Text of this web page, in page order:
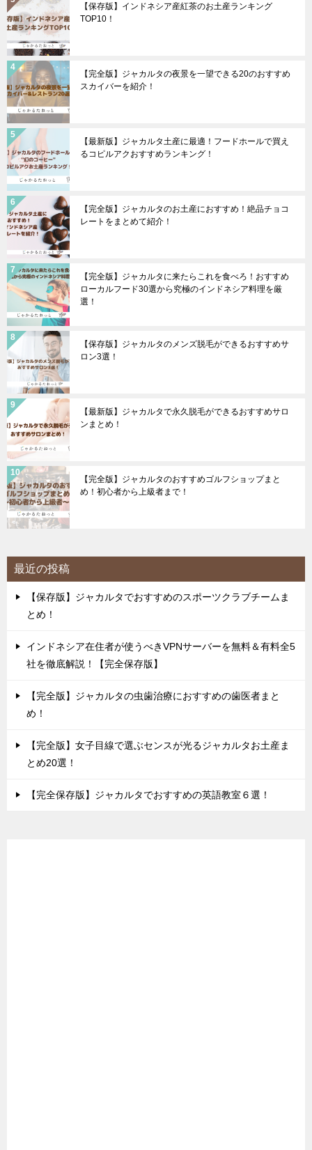
【保存版】インドネシア産紅茶のお土産ランキング
TOP10！
【完全版】ジャカルタの夜景を一望できる20のおすすめ
スカイバーを紹介！
【最新版】ジャカルタ土産に最適！フードホールで買え
るコピルアクおすすめランキング！
【完全版】ジャカルタのお土産におすすめ！絶品チョコ
レートをまとめて紹介！
【完全版】ジャカルタに来たらこれを食べろ！おすすめ
ローカルフード30選から究極のインドネシア料理を厳
選！
【保存版】ジャカルタのメンズ脱毛ができるおすすめサ
ロン3選！
【最新版】ジャカルタで永久脱毛ができるおすすめサロ
ンまとめ！
【完全版】ジャカルタのおすすめゴルフショップまと
め！初心者から上級者まで！
最近の投稿
【保存版】ジャカルタでおすすめのスポーツクラブチームま
とめ！
インドネシア在住者が使うべきVPNサーバーを無料＆有料全5
社を徹底解説！【完全保存版】
【完全版】ジャカルタの虫歯治療におすすめの歯医者まと
め！
【完全版】女子目線で選ぶセンスが光るジャカルタお土産ま
とめ20選！
【完全保存版】ジャカルタでおすすめの英語教室６選！